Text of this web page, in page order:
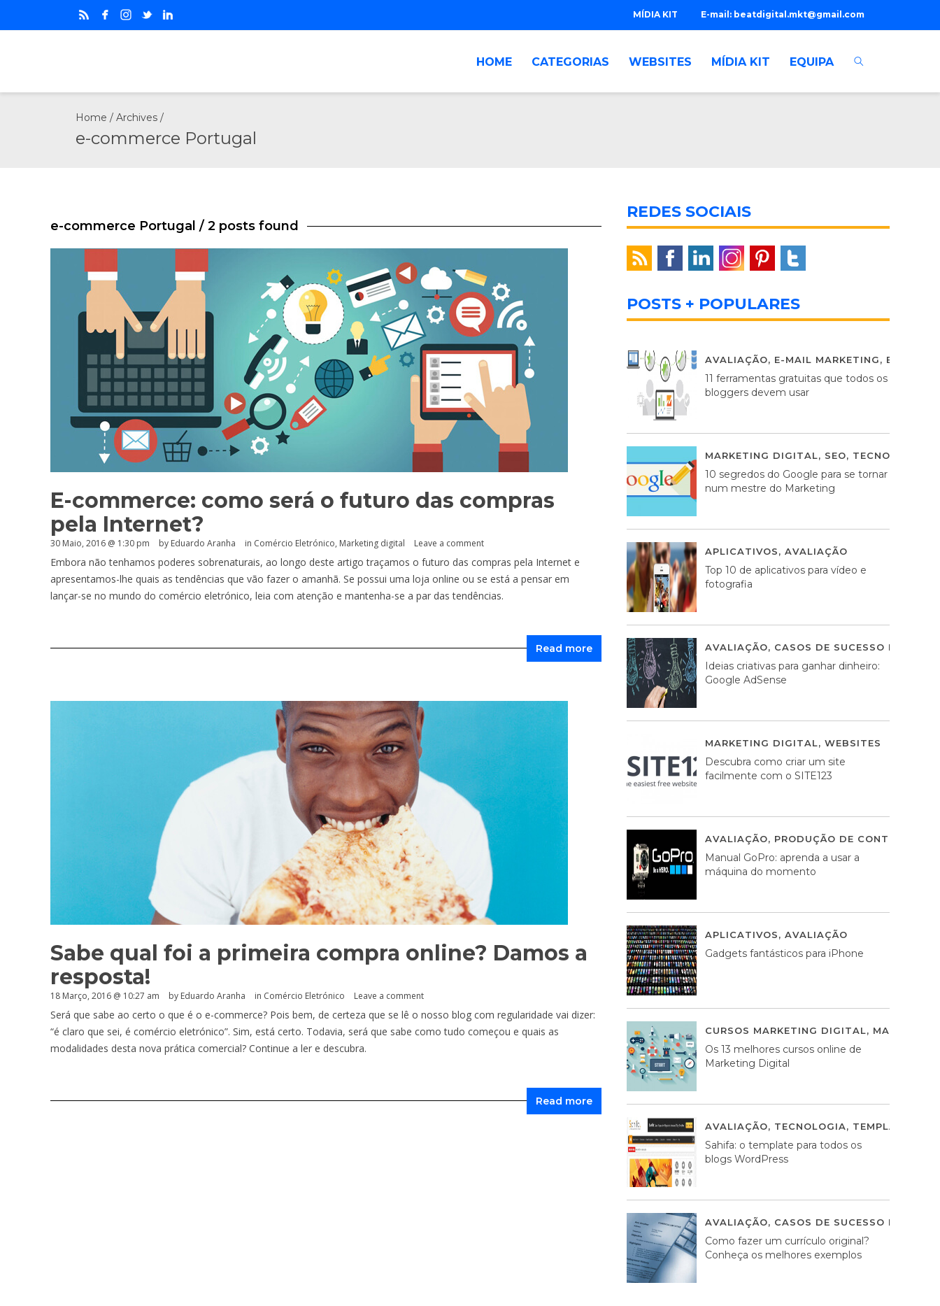
E-mail: beatdigital.mkt@gmail.com
MÍDIA KIT
HOME CATEGORIAS WEBSITES MÍDIA KIT EQUIPA
Home / Archives /
e-commerce Portugal
e-commerce Portugal / 2 posts found
E-commerce: como será o futuro das compras
pela Internet?
30 Maio, 2016 @ 1:30 pm by Eduardo Aranha in Comércio Eletrónico, Marketing digital Leave a comment
Embora não tenhamos poderes sobrenaturais, ao longo deste artigo traçamos o futuro das compras pela Internet e
apresentamos-lhe quais as tendências que vão fazer o amanhã. Se possui uma loja online ou se está a pensar em
lançar-se no mundo do comércio eletrónico, leia com atenção e mantenha-se a par das tendências.
Read more
Sabe qual foi a primeira compra online? Damos a
resposta!
18 Março, 2016 @ 10:27 am by Eduardo Aranha in Comércio Eletrónico Leave a comment
Será que sabe ao certo o que é o e-commerce? Pois bem, de certeza que se lê o nosso blog com regularidade vai dizer:
“é claro que sei, é comércio eletrónico”. Sim, está certo. Todavia, será que sabe como tudo começou e quais as
modalidades desta nova prática comercial? Continue a ler e descubra.
Read more
REDES SOCIAIS
POSTS + POPULARES
AVALIAÇÃO, E-MAIL MARKETING,
11 ferramentas gratuitas que todos os
bloggers devem usar
MARKETING DIGITAL, SEO, TECNOLOGIA
10 segredos do Google para se tornar
num mestre do Marketing
APLICATIVOS, AVALIAÇÃO
Top 10 de aplicativos para vídeo e
fotografia
AVALIAÇÃO, CASOS DE SUCESSO DE
Ideias criativas para ganhar dinheiro:
Google AdSense
MARKETING DIGITAL, WEBSITES
Descubra como criar um site
facilmente com o SITE123
AVALIAÇÃO, PRODUÇÃO DE CONTEÚDOS
Manual GoPro: aprenda a usar a
máquina do momento
APLICATIVOS, AVALIAÇÃO
Gadgets fantásticos para iPhone
CURSOS MARKETING DIGITAL,
Os 13 melhores cursos online de
Marketing Digital
AVALIAÇÃO, TECNOLOGIA, TEMPLATES
Sahifa: o template para todos os
blogs WordPress
AVALIAÇÃO, CASOS DE SUCESSO DE
Como fazer um currículo original?
Conheça os melhores exemplos